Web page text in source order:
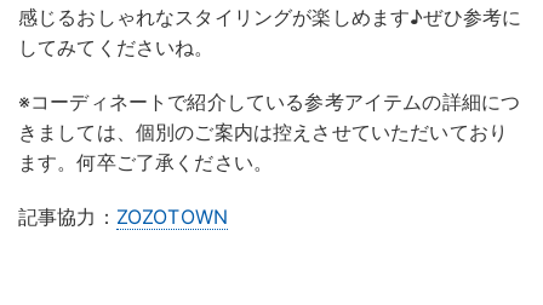
感じるおしゃれなスタイリングが楽しめます♪ぜひ参考に
してみてくださいね。
※コーディネートで紹介している参考アイテムの詳細につ
きましては、個別のご案内は控えさせていただいており
ます。何卒ご了承ください。
記事協力： ZOZOTOWN